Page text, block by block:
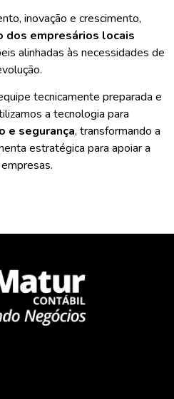
inovação e crescimento,
dos empresários locais
alinhadas às necessidades de
tecnicamente preparada e
a tecnologia para
e segurança, transformando a
estratégica para apoiar a